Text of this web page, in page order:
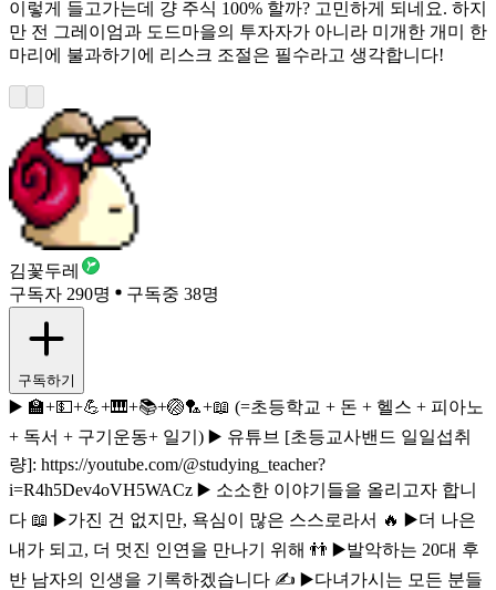
이렇게 들고가는데 걍 주식 100% 할까? 고민하게 되네요. 하지
만 전 그레이엄과 도드마을의 투자자가 아니라 미개한 개미 한
마리에 불과하기에 리스크 조절은 필수라고 생각합니다!
김꽃두레
구독자 290명
구독중 38명
구독하기
▶️ 🏫+💵+💪+🎹+📚+🏐🏸+📖 (=초등학교 + 돈 + 헬스 + 피아노
+ 독서 + 구기운동+ 일기) ▶️ 유튜브 [초등교사밴드 일일섭취
량]: https://youtube.com/@studying_teacher?
i=R4h5Dev4oVH5WACz ▶️ 소소한 이야기들을 올리고자 합니
다 📖 ▶️가진 건 없지만, 욕심이 많은 스스로라서 🔥 ▶️더 나은
내가 되고, 더 멋진 인연을 만나기 위해 👬 ▶️발악하는 20대 후
반 남자의 인생을 기록하겠습니다 ✍️ ▶️다녀가시는 모든 분들